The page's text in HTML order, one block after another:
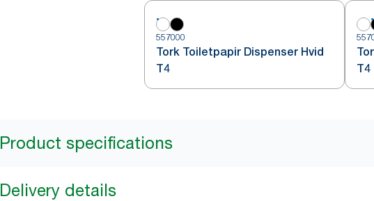
557000
Tork Toiletpapir Dispenser Hvid
T4
T4
Product specifications
Delivery details